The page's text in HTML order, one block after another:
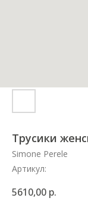
Трусики
Simone Perele
Артикул:
5610,00 р.